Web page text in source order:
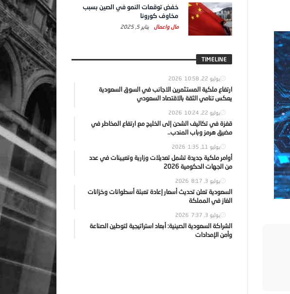
خفض توقعات النمو في الصين بسبب
مخاوف كورونا
مال واعمال يناير 5, 2025
TIMELINE
يوليو 22, 2026 10:58
ارتفاع ملكية المستثمرين الاجانب في السوق السعودية
يعكس تنامي الثقة بالاقتصاد السعودي
يوليو 22, 2026 10:24
قفزة في تكاليف الشحن إلى الخليج مع ارتفاع المخاطر في
مضيق هرمز وباب المندب..
يوليو 11, 2026 1:35
أوامر ملكية جديدة تشمل تعديلات وزارية وتعيينات في عدد
من الجهات الحكومية 2026
يوليو 3, 2026 8:17
السعودية تعلن تحديث أسعار إعادة تعبئة أسطوانات وخزانات
الغاز في المملكة
يوليو 3, 2026 7:37
الشراكة السعودية الصينية: أبعاد استراتيجية لتوطين الصناعة
وأمن الإمدادات